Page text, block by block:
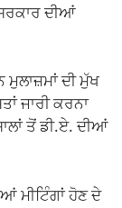
ਦੀਆਂ
ਦੀ ਮੁੱਖ
ਜਾਰੀ ਕਰਨਾ
ਤੋਂ ਡੀ.ਏ. ਦੀਆਂ
ਮੀਟਿੰਗਾਂ ਹੋਣ ਦੇ